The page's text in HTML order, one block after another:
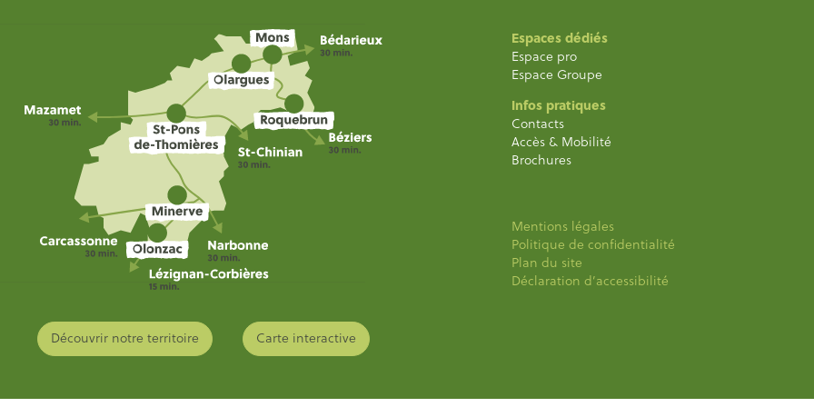
Découvrir notre territoire Carte interactive
Espaces dédiés
Espace pro
Espace Groupe
Infos pratiques
Contacts
Accès & Mobilité
Brochures
Mentions légales
Politique de confidentialité
Plan du site
Déclaration d’accessibilité